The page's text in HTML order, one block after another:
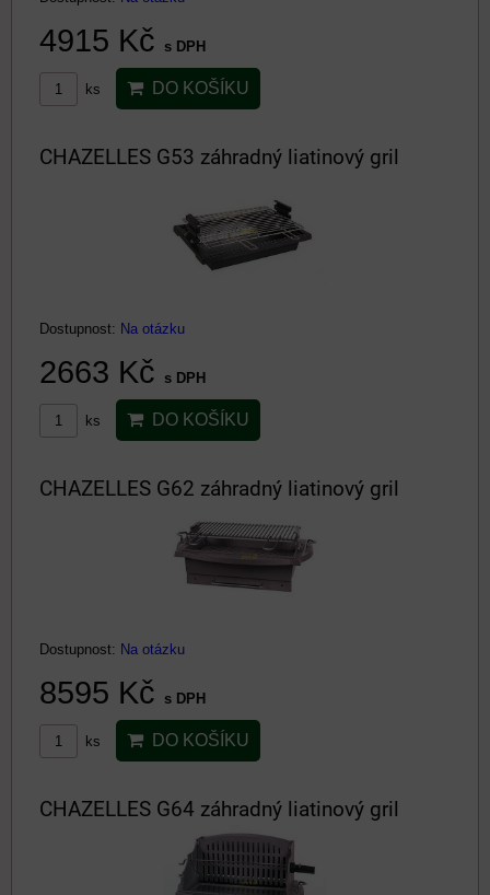
4915 Kč s DPH
ks DO KOŠÍKU
CHAZELLES G53 záhradný liatinový gril
Dostupnost: Na otázku
2663 Kč s DPH
ks DO KOŠÍKU
CHAZELLES G62 záhradný liatinový gril
Dostupnost: Na otázku
8595 Kč s DPH
ks DO KOŠÍKU
CHAZELLES G64 záhradný liatinový gril